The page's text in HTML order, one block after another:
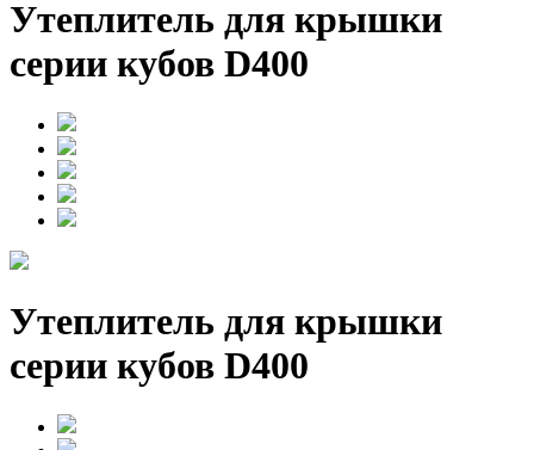
Утеплитель для крышки
серии кубов D400
Утеплитель для крышки
серии кубов D400